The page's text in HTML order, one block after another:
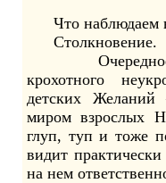
Что наблюдаем
Столкновение.
Очередное
крохотного
детских
миром взрослых
глуп, туп и тоже
видит
на нем